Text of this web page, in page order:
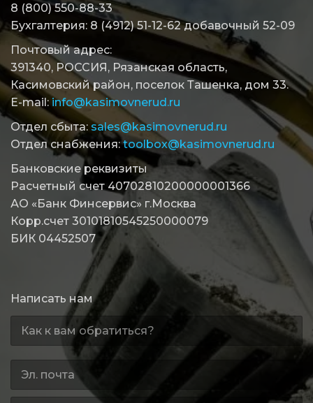
8 (800) 550-88-33
Бухгалтерия: 8 (4912) 51-12-62 добавочный 52-09
Почтовый адрес:
391340, РОССИЯ, Рязанская область,
Касимовский район, поселок Ташенка, дом 33.
E-mail: info@kasimovnerud.ru
Отдел сбыта: sales@kasimovnerud.ru
Отдел снабжения:toolbox@kasimovnerud.ru
Банковские реквизиты
Расчетный счет 40702810200000001366
АО «Банк Финсервис» г.Москва
Корр.счет 30101810545250000079
БИК 04452507
Написать нам